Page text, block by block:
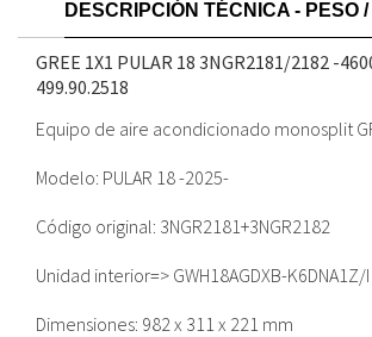
DESCRIPCIÓN TÉCNICA - PESO
GREE 1X1 PULAR 18 3NGR2181/2182 -
499.90.2518
Equipo de aire acondicionado monosplit
Modelo: PULAR 18 -2025-
Código original: 3NGR2181+3NGR2182
Unidad interior=> GWH18AGDXB-K6DNA1Z/I
Dimensiones: 982 x 311 x 221 mm